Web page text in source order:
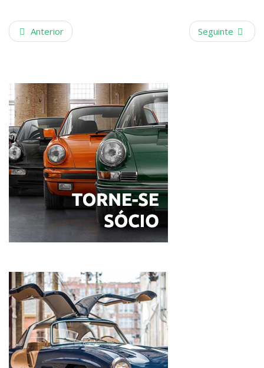
Anterior Seguinte